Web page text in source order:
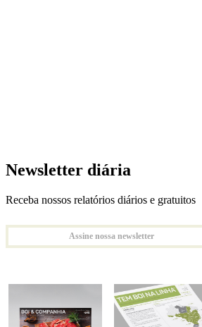
Newsletter diária
Receba nossos relatórios diários e gratuitos
Assine nossa newsletter